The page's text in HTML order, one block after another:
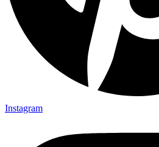
Instagram